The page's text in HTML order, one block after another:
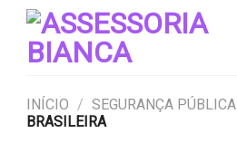
INÍCIO / SEGURANÇA PÚBLICA
BRASILEIRA